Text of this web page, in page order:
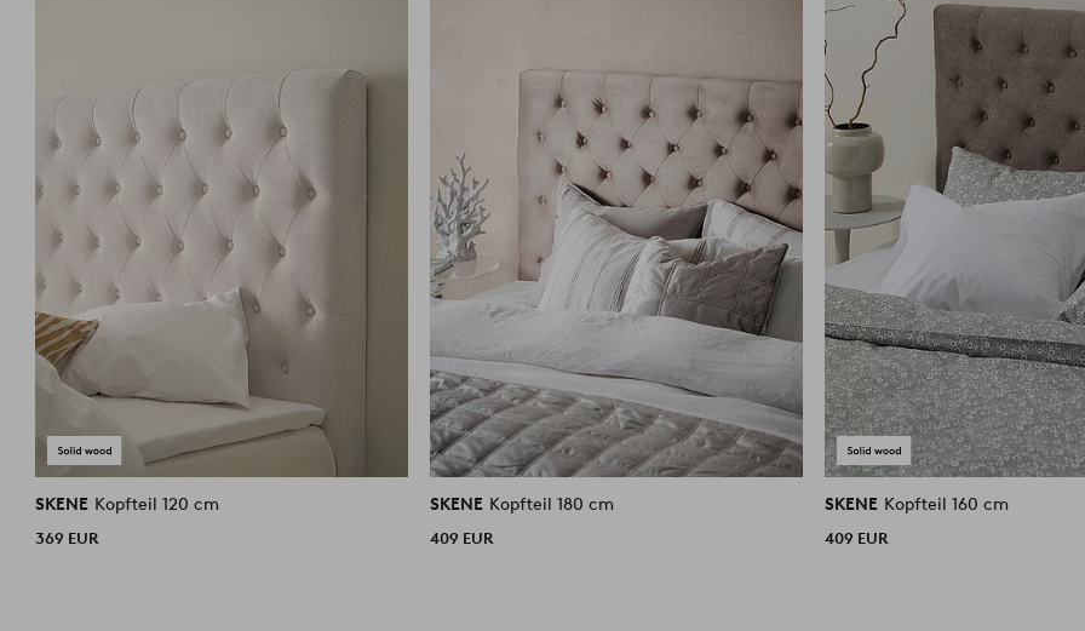
SKENE Kopfteil 120 cm
369 EUR
SKENE Kopfteil 180 cm
409 EUR
SKENE Kopfteil 160 cm
409 EUR